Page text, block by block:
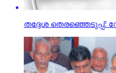
തദ്ദേശ തെരഞ്ഞെടുപ്പ്: